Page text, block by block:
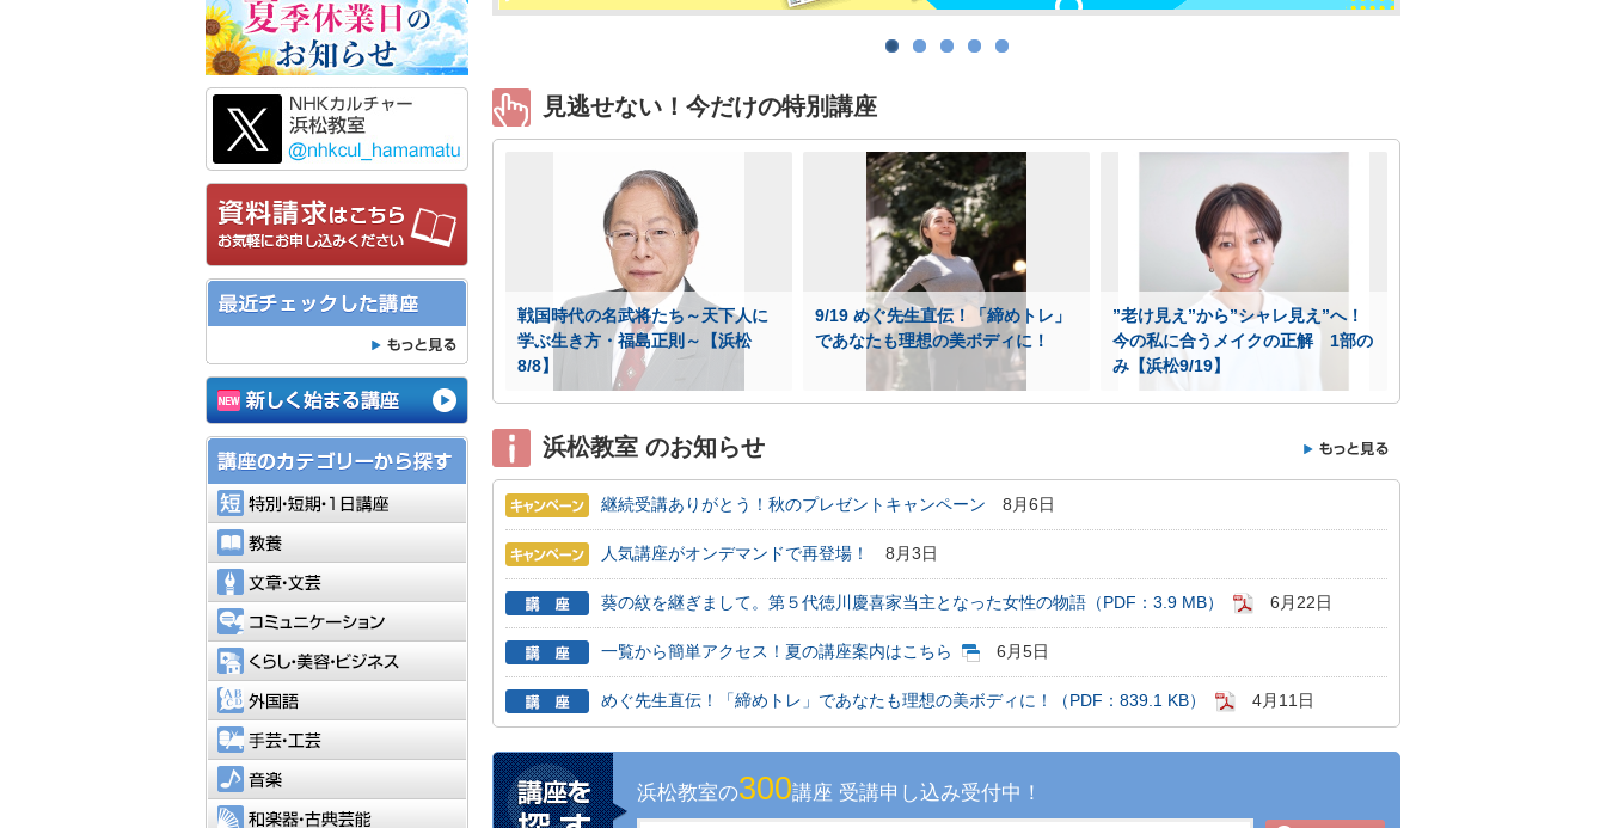
見逃せない！今だけの特別講座
戦国時代の名武将たち～天下人に
学ぶ生き方・福島正則～【浜松
8/8】
9/19 めぐ先生直伝！「締めトレ」
であなたも理想の美ボディに！
”老け見え”から”シャレ見え”へ！
今の私に合うメイクの正解 1部の
み【浜松9/19】
浜松教室 のお知らせ
継続受講ありがとう！秋のプレゼントキャンペーン 8月6日
人気講座がオンデマンドで再登場！ 8月3日
葵の紋を継ぎまして。第５代徳川慶喜家当主となった女性の物語（PDF：3.9 MB） 6月22日
一覧から簡単アクセス！夏の講座案内はこちら 6月5日
めぐ先生直伝！「締めトレ」であなたも理想の美ボディに！（PDF：839.1 KB） 4月11日
浜松教室の300講座 受講申し込み受付中！
特別・短期・1日講座
文章・文芸
コミュニケーション
くらし・美容・ビジネス
外国語
手芸・工芸
音楽
和楽器・古典芸能